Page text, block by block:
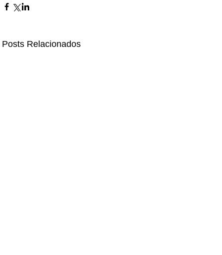
Posts Relacionados